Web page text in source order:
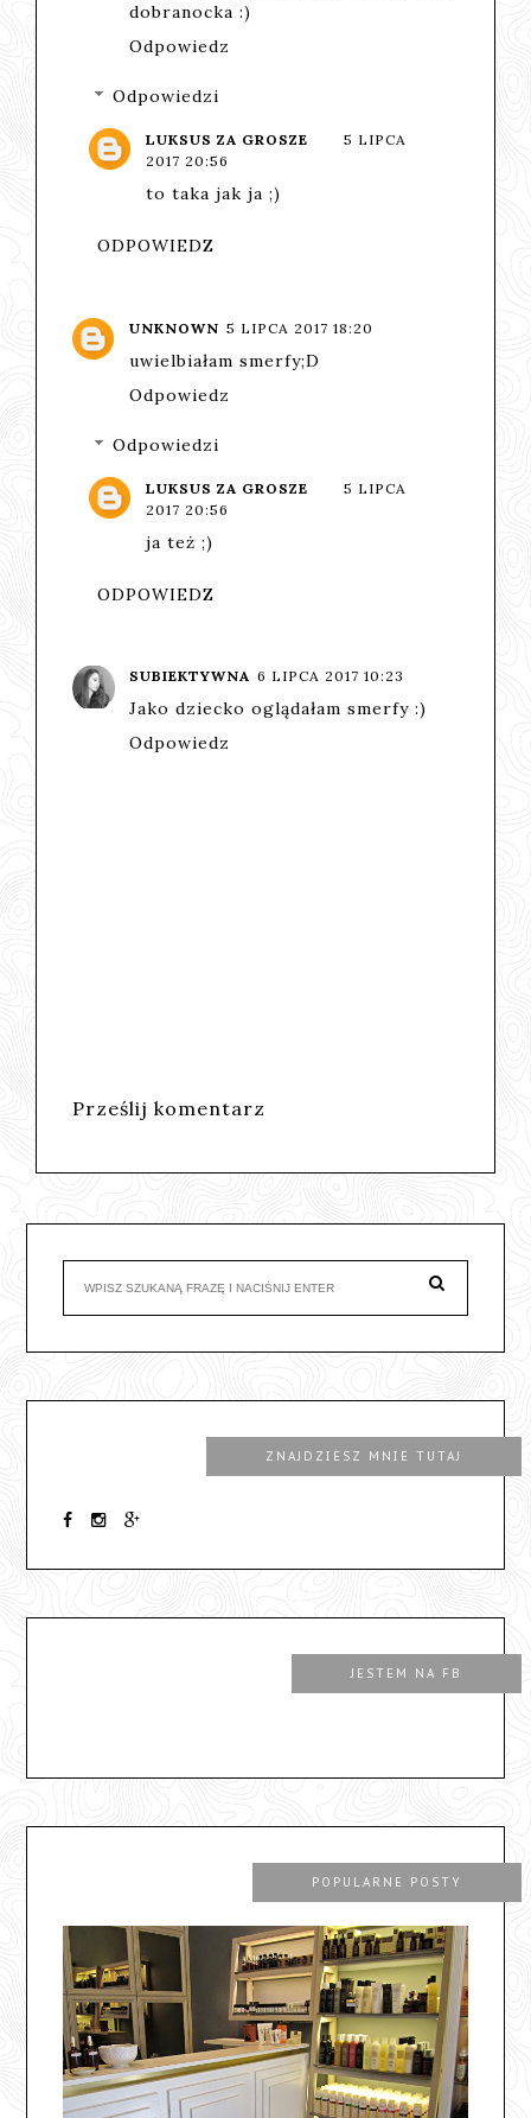
dobranocka :)
Odpowiedz
Odpowiedzi
LUKSUS ZA GROSZE
5 LIPCA
2017 20:56
to taka jak ja ;)
ODPOWIEDZ
UNKNOWN 5 LIPCA 2017 18:20
uwielbiałam smerfy;D
Odpowiedz
Odpowiedzi
LUKSUS ZA GROSZE
5 LIPCA
2017 20:56
ja też ;)
ODPOWIEDZ
SUBIEKTYWNA 6 LIPCA 2017 10:23
Jako dziecko oglądałam smerfy :)
Odpowiedz
Prześlij komentarz
ZNAJDZIESZ MNIE TUTAJ
JESTEM NA FB
POPULARNE POSTY